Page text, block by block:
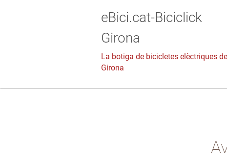
eBici.cat-Biciclick
Girona
La botiga de bicicletes elèctriques de
Girona